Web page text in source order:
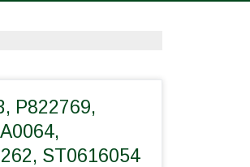
P822769,
ST0616054